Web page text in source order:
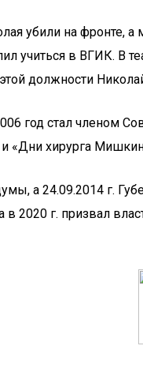
убили на
учиться в ВГИК. В
должности
год стал членом
«Дни хирурга
а 24.09.2014 г.
2020 г. призвал